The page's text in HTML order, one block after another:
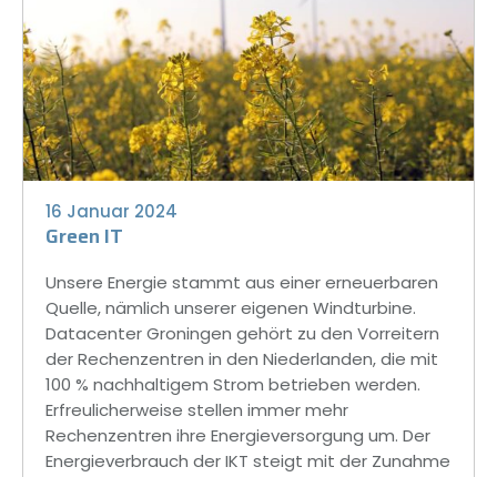
16 Januar 2024
Green IT
Unsere Energie stammt aus einer erneuerbaren
Quelle, nämlich unserer eigenen Windturbine.
Datacenter Groningen gehört zu den Vorreitern
der Rechenzentren in den Niederlanden, die mit
100 % nachhaltigem Strom betrieben werden.
Erfreulicherweise stellen immer mehr
Rechenzentren ihre Energieversorgung um. Der
Energieverbrauch der IKT steigt mit der Zunahme